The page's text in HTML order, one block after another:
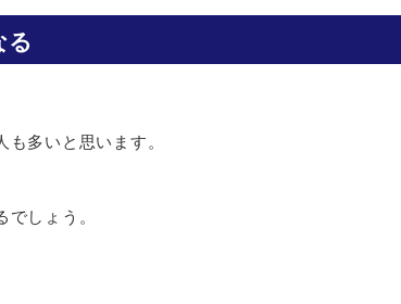
る
多いと思います。
しょう。